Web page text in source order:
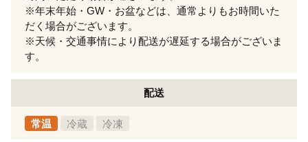
※年末年始・GW・お盆などは、通常よりもお時間いた
だく場合がございます。
※天候・交通事情により配送が遅延する場合がございま
す。
配送
常温 冷蔵 冷凍